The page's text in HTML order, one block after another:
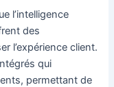
l’intelligence
des
l’expérience client.
qui
permettant de